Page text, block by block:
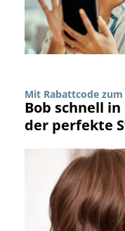
Mit Rabattcode
Bob schnell
der perfekte